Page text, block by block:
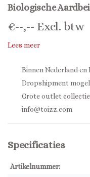
Biologische
€--,-- Excl. btw
Lees meer
Binnen Nederland
Dropshipment
Grote outlet
info@toizz.com
Specificaties
Artikelnummer: